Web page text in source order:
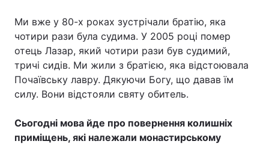
Ми вже у 80-х роках зустрічали братію, яка
чотири рази була судима. У 2005 році помер
отець Лазар, який чотири рази був судимий,
тричі сидів. Ми жили з братією, яка відстоювала
Почаївську лавру. Дякуючи Богу, що давав їм
силу. Вони відстояли святу обитель.
Сьогодні мова йде про повернення колишніх
приміщень, які належали монастирському